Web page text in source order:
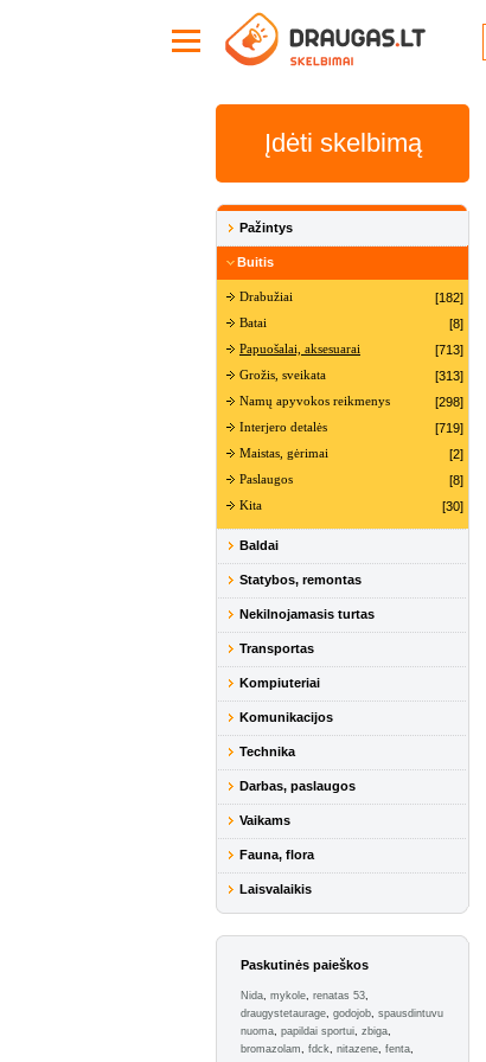
Įdėti skelbimą
Pažintys
Buitis
Drabužiai [182]
Batai [8]
Papuošalai, aksesuarai [713]
Grožis, sveikata [313]
Namų apyvokos reikmenys [298]
Interjero detalės [719]
Maistas, gėrimai [2]
Paslaugos [8]
Kita [30]
Baldai
Statybos, remontas
Nekilnojamasis turtas
Transportas
Kompiuteriai
Komunikacijos
Technika
Darbas, paslaugos
Vaikams
Fauna, flora
Laisvalaikis
Paskutinės paieškos
Nida, mykole, renatas 53,
draugystetaurage, godojob, spausdintuvu
nuoma, papildai sportui, zbiga,
bromazolam, fdck, nitazene, fenta,